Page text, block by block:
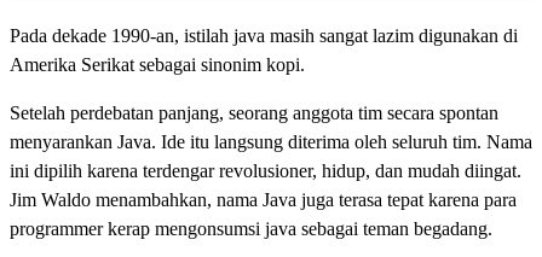
Pada dekade 1990-an, istilah java masih sangat lazim digunakan di
Amerika Serikat sebagai sinonim kopi.
Setelah perdebatan panjang, seorang anggota tim secara spontan
menyarankan Java. Ide itu langsung diterima oleh seluruh tim. Nama
ini dipilih karena terdengar revolusioner, hidup, dan mudah diingat.
Jim Waldo menambahkan, nama Java juga terasa tepat karena para
programmer kerap mengonsumsi java sebagai teman begadang.